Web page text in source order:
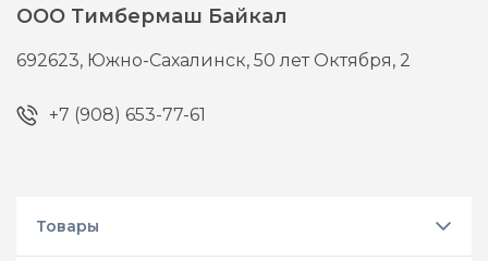
ООО Тимбермаш Байкал
692623, Южно-Сахалинск,50 лет Октября, 2
+7 (908) 653-77-61
Товары